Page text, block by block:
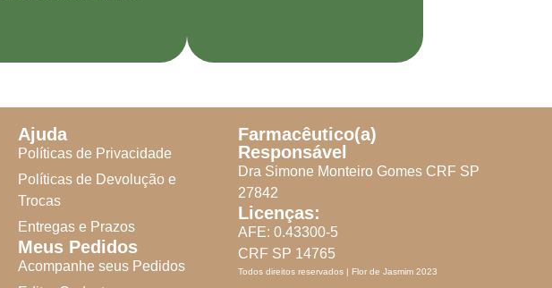
Ajuda
Políticas de Privacidade
Políticas de Devolução e
Trocas
Entregas e Prazos
Meus Pedidos
Acompanhe seus Pedidos
Farmacêutico(a)
Responsável
Dra Simone Monteiro Gomes CRF SP
27842
Licenças:
AFE: 0.43300-5
CRF SP 14765
Todos direitos reservados | Flor de Jasmim 2023